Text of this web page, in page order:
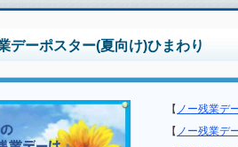
デーポスター(夏向け)ひまわり
【 ノー残業デ
【 ノー残業デ